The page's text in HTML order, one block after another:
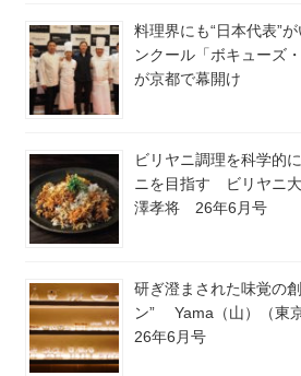
料理界にも“日本代表”
ンクール「ボキューズ
が京都で幕開け
ビリヤニ調理を科学的
ニを目指す ビリヤニ
澤孝将 26年6月号
研ぎ澄まされた味覚の
ン” Yama（山）（東
26年6月号